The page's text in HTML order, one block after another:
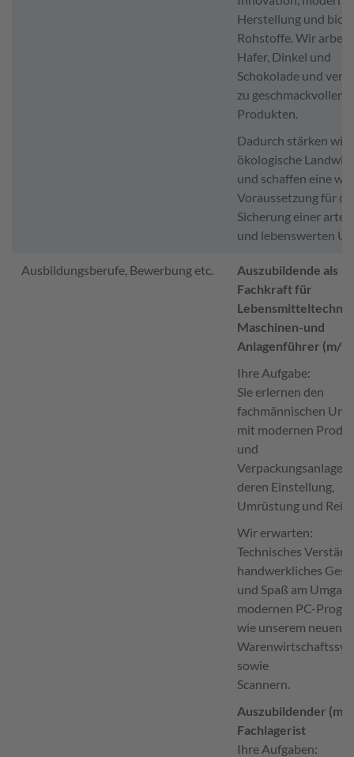
Herstellung und
Rohstoffe. Wir
Hafer, Dinkel und
Schokolade und
zu geschmackvollen
Produkten.
Dadurch stärken wir
ökologische
und schaffen eine
Voraussetzung für
Sicherung einer
und lebenswerten
Ausbildungsberufe, Bewerbung etc.
Auszubildende als
Fachkraft für
Maschinen-und
Anlagenführer (m/
Ihre Aufgabe:
Sie erlernen den
fachmännischen
mit modernen
und
deren Einstellung,
Umrüstung und
Wir erwarten:
Technisches
handwerkliches
und Spaß am
modernen PC-
wie unserem neuen
sowie
Scannern.
Auszubildender (m/
Fachlagerist
Ihre Aufgaben: